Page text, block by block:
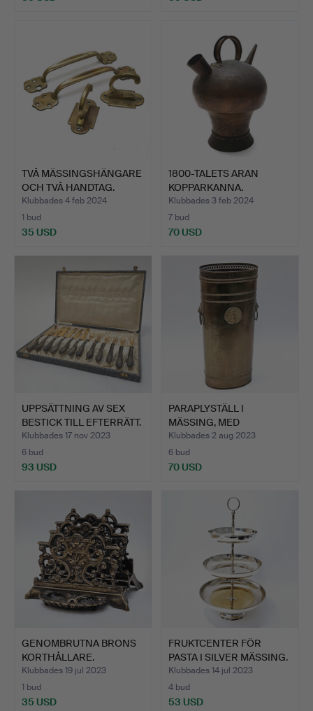
TVÅ MÄSSINGSHÄNGARE
OCH TVÅ HANDTAG.
MODER…
Klubbades 4 feb 2024
1 bud
35 USD
1800-TALETS ARAN
KOPPARKANNA.
Klubbades 3 feb 2024
7 bud
70 USD
UPPSÄTTNING AV SEX
BESTICK TILL EFTERRÄTT.
…
Klubbades 17 nov 2023
6 bud
93 USD
PARAPLYSTÄLL I
MÄSSING, MED
MYNTPRYDNAD.
Klubbades 2 aug 2023
6 bud
70 USD
GENOMBRUTNA BRONS
KORTHÅLLARE.
Klubbades 19 jul 2023
1 bud
35 USD
FRUKTCENTER FÖR
PASTA I SILVER MÄSSING.
Klubbades 14 jul 2023
4 bud
53 USD